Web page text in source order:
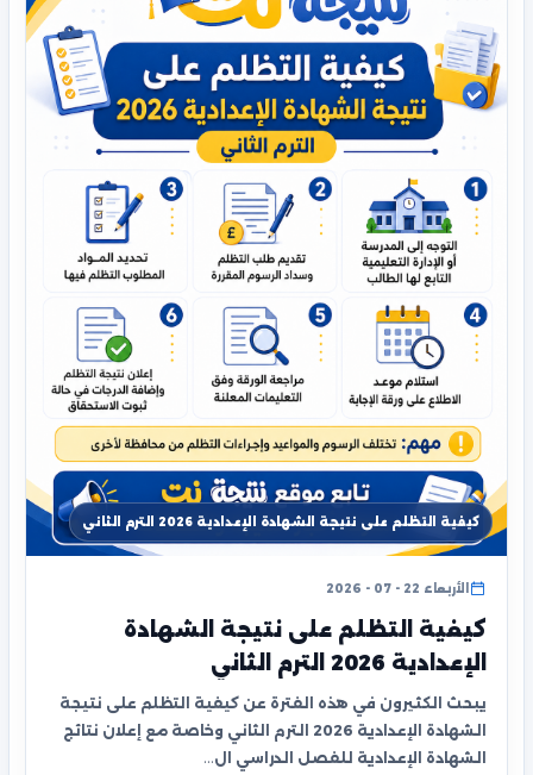
كيفية التظلم على نتيجة الشهادة الإعدادية 2026 الترم الثاني
الأربعاء 22 - 07 - 2026
كيفية التظلم على نتيجة الشهادة
الإعدادية 2026 الترم الثاني
يبحث الكثيرون في هذه الفترة عن كيفية التظلم على نتيجة
الشهادة الإعدادية 2026 الترم الثاني وخاصة مع إعلان نتائج
الشهادة الإعدادية للفصل الدراسي ال…